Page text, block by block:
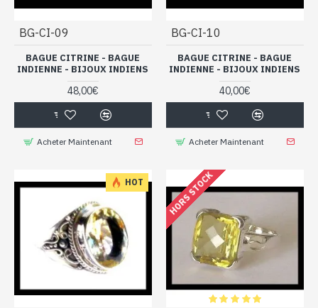
BG-CI-09
BAGUE CITRINE - BAGUE
INDIENNE - BIJOUX INDIENS
48,00€
Acheter Maintenant
BG-CI-10
BAGUE CITRINE - BAGUE
INDIENNE - BIJOUX INDIENS
40,00€
Acheter Maintenant
HOT HORS STOCK